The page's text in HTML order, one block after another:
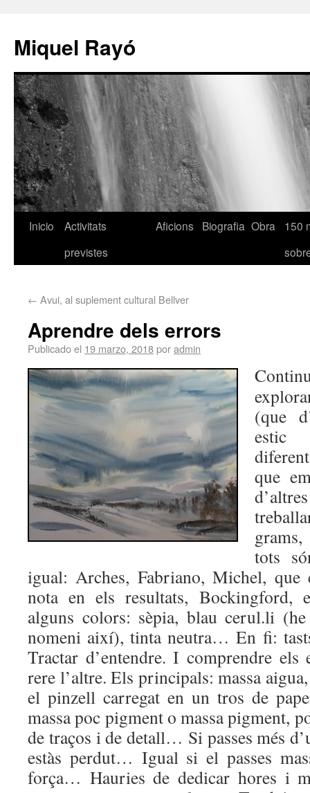
Miquel Rayó
Inicio
Activitats
previstes
Aficions Biografia Obra
150
← Avui, al suplement cultural Bellver
Aprendre dels errors
Publicado el 19 marzo, 2018poradmin
(que
estic
que
tots
igual: Arches, Fabriano, Michel, que
nota en els resultats, Bockingford,
alguns colors: sèpia, blau cerul.li
nomeni així), tinta neutra… En fi:
Tractar d’entendre. I comprendre
rere l’altre. Els principals: massa
el pinzell carregat en un tros de
massa poc pigment o massa pigment,
de traços i de detall… Si passes més
estàs perdut… Igual si el passes
força… Hauries de dedicar hores i